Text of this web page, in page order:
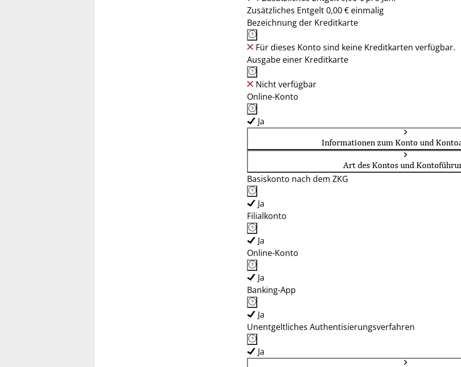
Zusätzliches Entgelt 0,00 € einmalig
Bezeichnung der Kreditkarte
Für dieses Konto sind keine Kreditkarten verfügbar.
Ausgabe einer Kreditkarte
Nicht verfügbar
Online-Konto
Ja
Informationen zum Konto und
Art des Kontos und
Basiskonto nach dem ZKG
Ja
Filialkonto
Ja
Online-Konto
Ja
Banking-App
Ja
Unentgeltliches Authentisierungsverfahren
Ja